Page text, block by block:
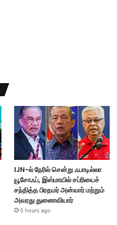
IJN-ல் நேரில் சென்று ஃபாடில்லா
யூசோஃப், இஸ்மாயில் சப்ரியைச்
சந்தித்த பிரதமர் அன்வார் மற்றும்
அவரது துணைவியார்
5 hours ago